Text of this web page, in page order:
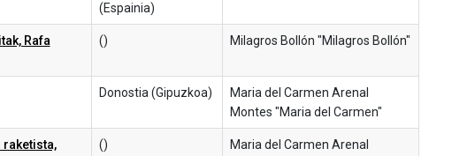
(Espainia)
Rafa
() Milagros Bollón "Milagros Bollón"
Donostia (Gipuzkoa)
Maria del Carmen Arenal
Montes "Maria del Carmen"
()
Maria del Carmen Arenal